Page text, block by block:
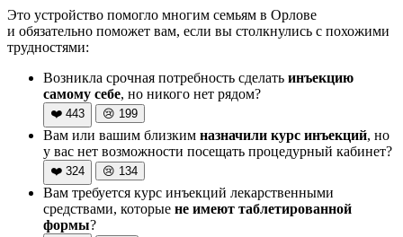
Это устройство помогло многим семьям в Орлове
и обязательно поможет вам, если вы столкнулись с похожими
трудностями:
Возникла срочная потребность сделать инъекцию
самому себе, но никого нет рядом?
❤️ 443 😢 199
Вам или вашим близким назначили курс инъекций, но
у вас нет возможности посещать процедурный кабинет?
❤️ 324 😢 134
Вам требуется курс инъекций лекарственными
средствами, которые не имеют таблетированной
формы?